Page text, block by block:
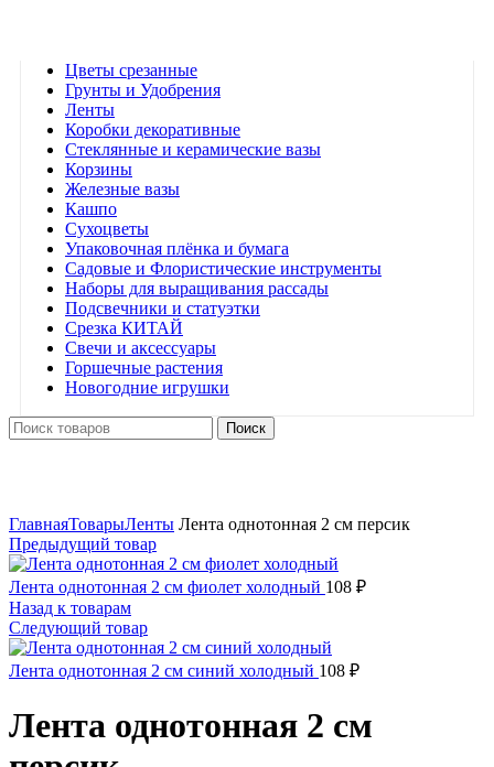
Цветы срезанные
Грунты и Удобрения
Ленты
Коробки декоративные
Стеклянные и керамические вазы
Корзины
Железные вазы
Кашпо
Сухоцветы
Упаковочная плёнка и бумага
Садовые и Флористические инструменты
Наборы для выращивания рассады
Подсвечники и статуэтки
Срезка КИТАЙ
Свечи и аксессуары
Горшечные растения
Новогодние игрушки
Поиск
ГлавнаяТоварыЛенты Лента однотонная 2 см персик
Предыдущий товар
Лента однотонная 2 см фиолет холодный 108 ₽
Назад к товарам
Следующий товар
Лента однотонная 2 см синий холодный 108 ₽
Лента однотонная 2 см